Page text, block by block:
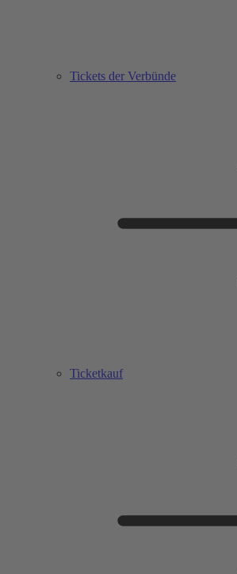
Tickets der Verbünde
Ticketkauf